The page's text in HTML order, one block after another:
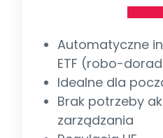
Automatyczne
ETF (robo-
Idealne dla
Brak potrzeby
zarządzania